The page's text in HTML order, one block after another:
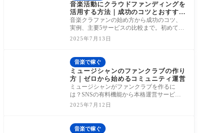
音楽活動にクラウドファンディングを
活用する方法｜成功のコツとおすすめ
サイト5選
音楽クラファンの始め方から成功のコツ、
実例、主要5サービスの比較まで。初めてで
も安心して始められる完全ガイド。
2025年7月13日
音楽で稼ぐ
ミュージシャンのファンクラブの作り
方｜ゼロから始めるコミュニティ運営
ミュージシャンがファンクラブを作るに
は？SNSの有料機能から本格運営サービス
まで、始め方と注意点を丁寧に解説。
2025年7月12日
音楽で稼ぐ